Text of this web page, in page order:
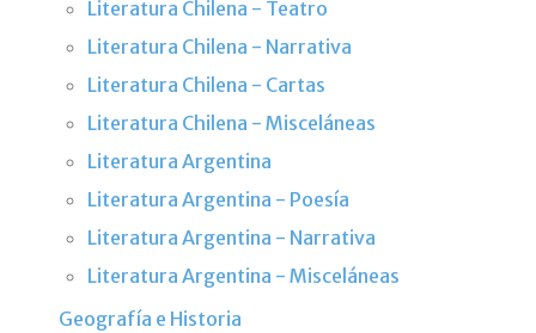
Literatura Chilena - Teatro
Literatura Chilena - Narrativa
Literatura Chilena - Cartas
Literatura Chilena - Misceláneas
Literatura Argentina
Literatura Argentina - Poesía
Literatura Argentina - Narrativa
Literatura Argentina - Misceláneas
Geografía e Historia